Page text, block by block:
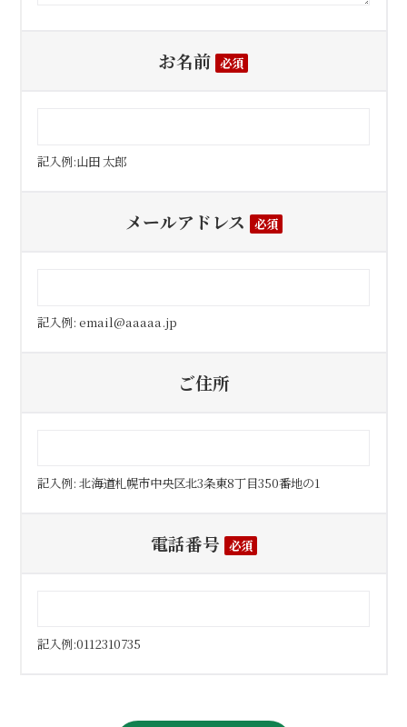
お名前 必須
記入例:山田 太郎
メールアドレス 必須
記入例: email@aaaaa.jp
ご住所
記入例: 北海道札幌市中央区北3条東8丁目350番地の1
電話番号 必須
記入例:0112310735